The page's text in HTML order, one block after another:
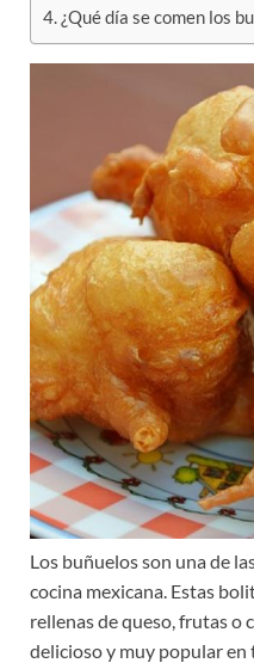
¿Qué día se comen los
Los buñuelos son una de
cocina mexicana. Estas
rellenas de queso, frutas o
delicioso y muy popular